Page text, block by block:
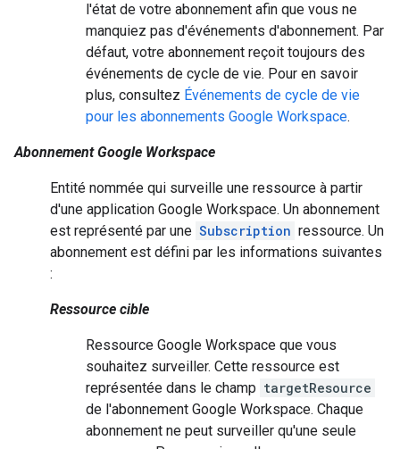
l'état de votre abonnement afin que vous ne
manquiez pas d'événements d'abonnement. Par
défaut, votre abonnement reçoit toujours des
événements de cycle de vie. Pour en savoir
plus, consultez Événements de cycle de vie
pour les abonnements Google Workspace.
Abonnement Google Workspace
Entité nommée qui surveille une ressource à partir
d'une application Google Workspace. Un abonnement
est représenté par une Subscription ressource. Un
abonnement est défini par les informations suivantes
:
Ressource cible
Ressource Google Workspace que vous
souhaitez surveiller. Cette ressource est
représentée dans le champ targetResource
de l'abonnement Google Workspace. Chaque
abonnement ne peut surveiller qu'une seule